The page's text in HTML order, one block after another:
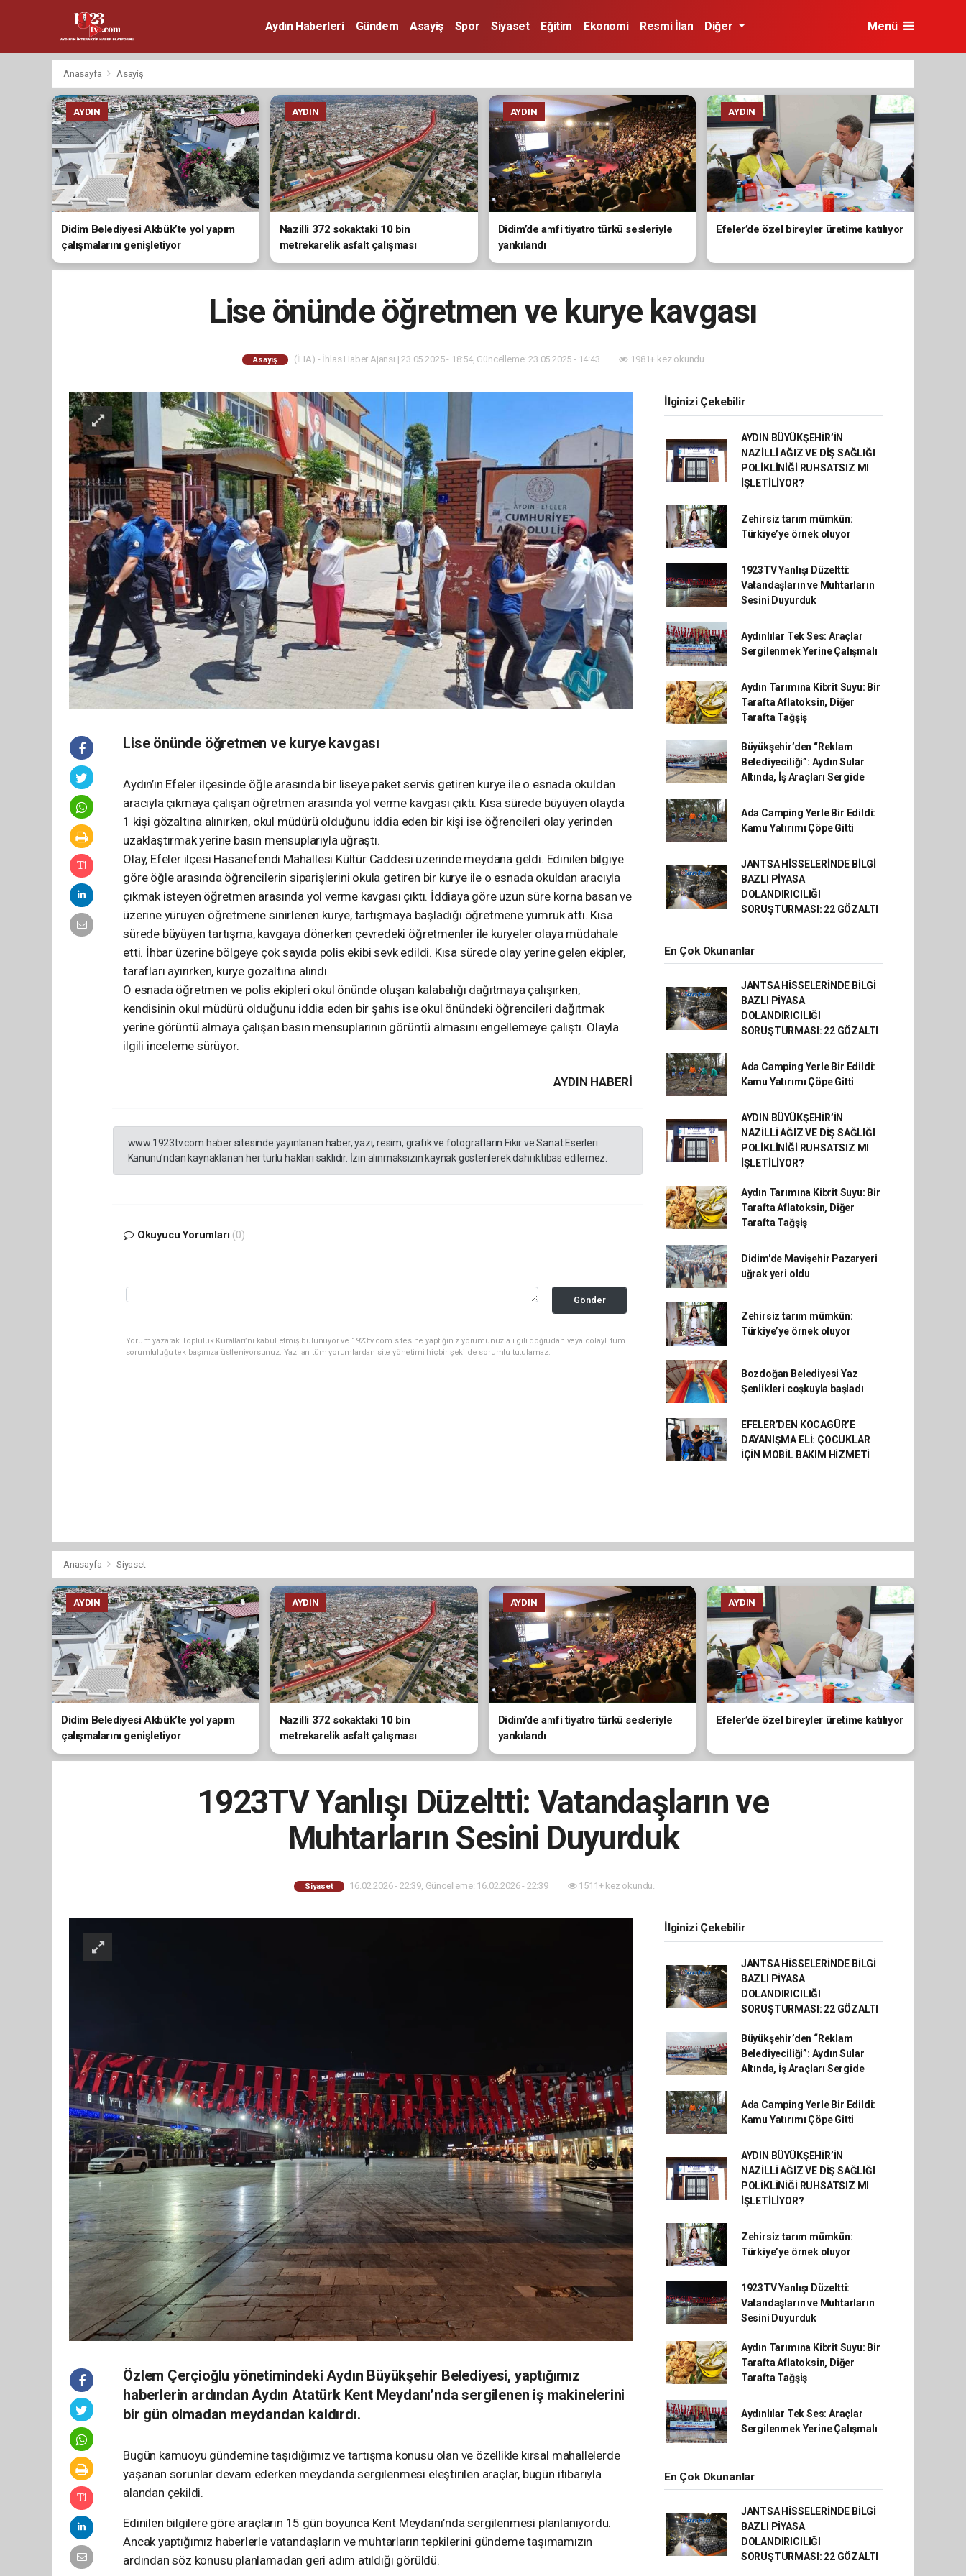
Aydın Haberleri Gündem Asayiş Spor Siyaset Eğitim Ekonomi Resmi İlan Diğer Menü
Anasayfa Asayiş
AYDIN
Didim Belediyesi Akbük’te yol yapım
çalışmalarını genişletiyor
AYDIN
Nazilli 372 sokaktaki 10 bin
metrekarelik asfalt çalışması
tamamlandı
AYDIN
Didim’de amfi tiyatro türkü sesleriyle
yankılandı
AYDIN
Efeler’de özel bireyler üretime katılıyor
Lise önünde öğretmen ve kurye kavgası
Asayiş (İHA) - İhlas Haber Ajansı | 23.05.2025 - 18:54, Güncelleme: 23.05.2025 - 14:43 1981+ kez okundu.
Lise önünde öğretmen ve kurye kavgası
Aydın’ın Efeler ilçesinde öğle arasında bir liseye paket servis getiren kurye ile o esnada okuldan
aracıyla çıkmaya çalışan öğretmen arasında yol verme kavgası çıktı. Kısa sürede büyüyen olayda
1 kişi gözaltına alınırken, okul müdürü olduğunu iddia eden bir kişi ise öğrencileri olay yerinden
uzaklaştırmak yerine basın mensuplarıyla uğraştı.
Olay, Efeler ilçesi Hasanefendi Mahallesi Kültür Caddesi üzerinde meydana geldi. Edinilen bilgiye
göre öğle arasında öğrencilerin siparişlerini okula getiren bir kurye ile o esnada okuldan aracıyla
çıkmak isteyen öğretmen arasında yol verme kavgası çıktı. İddiaya göre uzun süre korna basan ve
üzerine yürüyen öğretmene sinirlenen kurye, tartışmaya başladığı öğretmene yumruk attı. Kısa
sürede büyüyen tartışma, kavgaya dönerken çevredeki öğretmenler ile kuryeler olaya müdahale
etti. İhbar üzerine bölgeye çok sayıda polis ekibi sevk edildi. Kısa sürede olay yerine gelen ekipler,
tarafları ayırırken, kurye gözaltına alındı.
O esnada öğretmen ve polis ekipleri okul önünde oluşan kalabalığı dağıtmaya çalışırken,
kendisinin okul müdürü olduğunu iddia eden bir şahıs ise okul önündeki öğrencileri dağıtmak
yerine görüntü almaya çalışan basın mensuplarının görüntü almasını engellemeye çalıştı. Olayla
ilgili inceleme sürüyor.
AYDIN HABERİ
www.1923tv.com haber sitesinde yayınlanan haber, yazı, resim, grafik ve fotografların Fikir ve Sanat Eserleri
Kanunu’ndan kaynaklanan her türlü hakları saklıdır. İzin alınmaksızın kaynak gösterilerek dahi iktibas edilemez.
Okuyucu Yorumları (0)
Gönder
Yorum yazarak Topluluk Kuralları’nı kabul etmiş bulunuyor ve 1923tv.com sitesine yaptığınız yorumunuzla ilgili doğrudan veya dolaylı tüm
sorumluluğu tek başınıza üstleniyorsunuz. Yazılan tüm yorumlardan site yönetimi hiçbir şekilde sorumlu tutulamaz.
İlginizi Çekebilir
AYDIN BÜYÜKŞEHİR’İN
NAZİLLİ AĞIZ VE DİŞ SAĞLIĞI
POLİKLİNİĞİ RUHSATSIZ MI
İŞLETİLİYOR?
Zehirsiz tarım mümkün:
Türkiye’ye örnek oluyor
1923TV Yanlışı Düzeltti:
Vatandaşların ve Muhtarların
Sesini Duyurduk
Aydınlılar Tek Ses: Araçlar
Sergilenmek Yerine Çalışmalı
Aydın Tarımına Kibrit Suyu: Bir
Tarafta Aflatoksin, Diğer
Tarafta Tağşiş
Büyükşehir’den “Reklam
Belediyeciliği”: Aydın Sular
Altında, İş Araçları Sergide
Ada Camping Yerle Bir Edildi:
Kamu Yatırımı Çöpe Gitti
JANTSA HİSSELERİNDE BİLGİ
BAZLI PİYASA
DOLANDIRICILIĞI
SORUŞTURMASI: 22 GÖZALTI
En Çok Okunanlar
JANTSA HİSSELERİNDE BİLGİ
BAZLI PİYASA
DOLANDIRICILIĞI
SORUŞTURMASI: 22 GÖZALTI
Ada Camping Yerle Bir Edildi:
Kamu Yatırımı Çöpe Gitti
AYDIN BÜYÜKŞEHİR’İN
NAZİLLİ AĞIZ VE DİŞ SAĞLIĞI
POLİKLİNİĞİ RUHSATSIZ MI
İŞLETİLİYOR?
Aydın Tarımına Kibrit Suyu: Bir
Tarafta Aflatoksin, Diğer
Tarafta Tağşiş
Didim'de Mavişehir Pazaryeri
uğrak yeri oldu
Zehirsiz tarım mümkün:
Türkiye’ye örnek oluyor
Bozdoğan Belediyesi Yaz
Şenlikleri coşkuyla başladı
EFELER’DEN KOCAGÜR’E
DAYANIŞMA ELİ: ÇOCUKLAR
İÇİN MOBİL BAKIM HİZMETİ
Anasayfa Siyaset
AYDIN
Didim Belediyesi Akbük’te yol yapım
çalışmalarını genişletiyor
AYDIN
Nazilli 372 sokaktaki 10 bin
metrekarelik asfalt çalışması
tamamlandı
AYDIN
Didim’de amfi tiyatro türkü sesleriyle
yankılandı
AYDIN
Efeler’de özel bireyler üretime katılıyor
1923TV Yanlışı Düzeltti: Vatandaşların ve
Muhtarların Sesini Duyurduk
Siyaset 16.02.2026 - 22:39, Güncelleme: 16.02.2026 - 22:39 1511+ kez okundu.
Özlem Çerçioğlu yönetimindeki Aydın Büyükşehir Belediyesi, yaptığımız
haberlerin ardından Aydın Atatürk Kent Meydanı’nda sergilenen iş makinelerini
bir gün olmadan meydandan kaldırdı.
Bugün kamuoyu gündemine taşıdığımız ve tartışma konusu olan ve özellikle kırsal mahallelerde
yaşanan sorunlar devam ederken meydanda sergilenmesi eleştirilen araçlar, bugün itibarıyla
alandan çekildi.
Edinilen bilgilere göre araçların 15 gün boyunca Kent Meydanı’nda sergilenmesi planlanıyordu.
Ancak yaptığımız haberlerle vatandaşların ve muhtarların tepkilerini gündeme taşımamızın
ardından söz konusu planlamadan geri adım atıldığı görüldü.
İlginizi Çekebilir
JANTSA HİSSELERİNDE BİLGİ
BAZLI PİYASA
DOLANDIRICILIĞI
SORUŞTURMASI: 22 GÖZALTI
Büyükşehir’den “Reklam
Belediyeciliği”: Aydın Sular
Altında, İş Araçları Sergide
Ada Camping Yerle Bir Edildi:
Kamu Yatırımı Çöpe Gitti
AYDIN BÜYÜKŞEHİR’İN
NAZİLLİ AĞIZ VE DİŞ SAĞLIĞI
POLİKLİNİĞİ RUHSATSIZ MI
İŞLETİLİYOR?
Zehirsiz tarım mümkün:
Türkiye’ye örnek oluyor
1923TV Yanlışı Düzeltti:
Vatandaşların ve Muhtarların
Sesini Duyurduk
Aydın Tarımına Kibrit Suyu: Bir
Tarafta Aflatoksin, Diğer
Tarafta Tağşiş
Aydınlılar Tek Ses: Araçlar
Sergilenmek Yerine Çalışmalı
En Çok Okunanlar
JANTSA HİSSELERİNDE BİLGİ
BAZLI PİYASA
DOLANDIRICILIĞI
SORUŞTURMASI: 22 GÖZALTI